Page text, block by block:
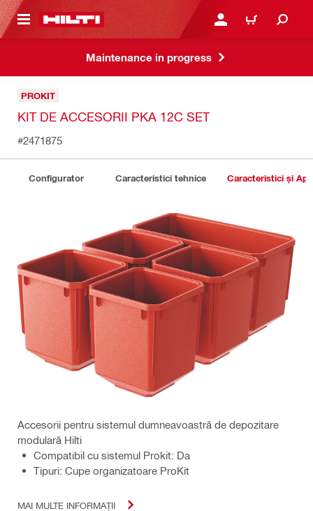
CONTENT CONECTARE SAU
COȘ
Maintenance in progress
PROKIT
KIT DE ACCESORII PKA 12C SET
#2471875
Configurator Caracteristici tehnice Caracteristici și
Accesorii pentru sistemul dumneavoastră de depozitare
modulară Hilti
Compatibil cu sistemul Prokit: Da
Tipuri: Cupe organizatoare ProKit
MAI MULTE INFORMAȚII